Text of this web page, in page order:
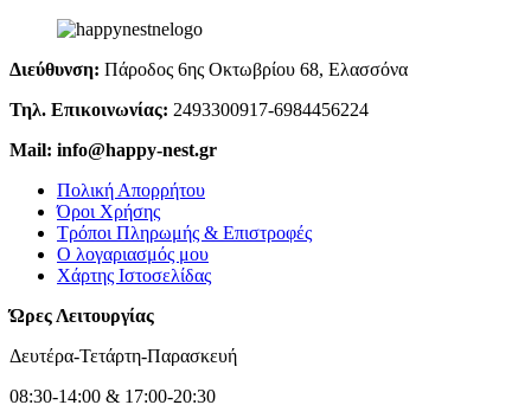
Διεύθυνση: Πάροδος 6ης Οκτωβρίου 68, Ελασσόνα
Τηλ. Επικοινωνίας: 2493300917-6984456224
Mail: info@happy-nest.gr
Πολική Απορρήτου
Όροι Χρήσης
Τρόποι Πληρωμής & Επιστροφές
Ο λογαριασμός μου
Χάρτης Ιστοσελίδας
Ώρες Λειτουργίας
Δευτέρα-Τετάρτη-Παρασκευή
08:30-14:00 & 17:00-20:30